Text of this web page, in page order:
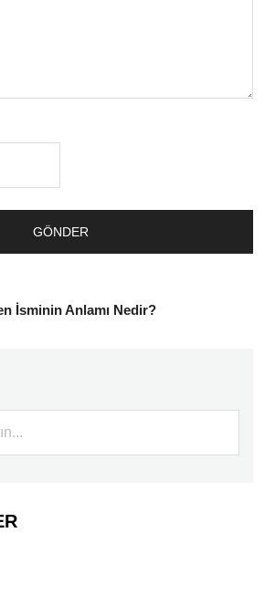
İsminin Anlamı Nedir?